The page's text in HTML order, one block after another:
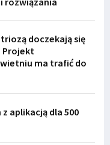
doczekają się
Projekt
ma trafić do
aplikacją dla 500